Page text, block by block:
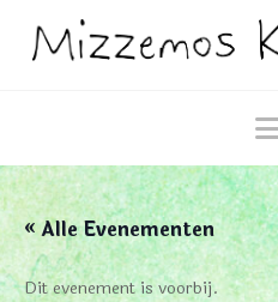
« Alle Evenementen
Dit evenement is voorbij.